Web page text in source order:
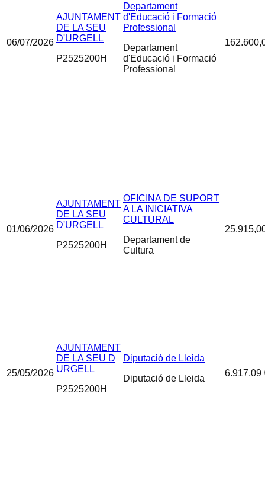
06/07/2026
AJUNTAMENT
DE LA SEU
D'URGELL
P2525200H
Departament
d'Educació i Formació
Professional
Departament
d'Educació i Formació
Professional
01/06/2026
AJUNTAMENT
DE LA SEU
D'URGELL
P2525200H
OFICINA DE SUPORT
A LA INICIATIVA
CULTURAL
Departament de
Cultura
25/05/2026
AJUNTAMENT
DE LA SEU D
URGELL
P2525200H
Diputació de Lleida
Diputació de Lleida
6.917,09